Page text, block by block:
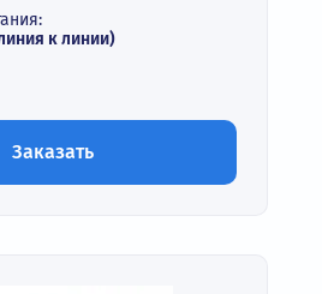
к линии)
Заказать